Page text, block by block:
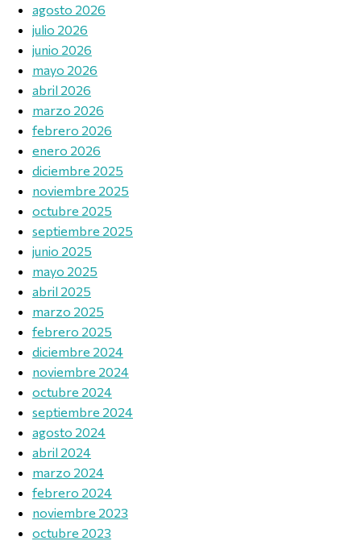
agosto 2026
julio 2026
junio 2026
mayo 2026
abril 2026
marzo 2026
febrero 2026
enero 2026
diciembre 2025
noviembre 2025
octubre 2025
septiembre 2025
junio 2025
mayo 2025
abril 2025
marzo 2025
febrero 2025
diciembre 2024
noviembre 2024
octubre 2024
septiembre 2024
agosto 2024
abril 2024
marzo 2024
febrero 2024
noviembre 2023
octubre 2023